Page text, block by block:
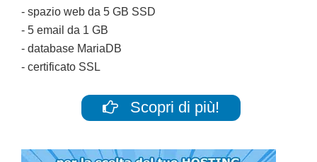
- spazio web da 5 GB SSD
- 5 email da 1 GB
- database MariaDB
- certificato SSL
Scopri di più!